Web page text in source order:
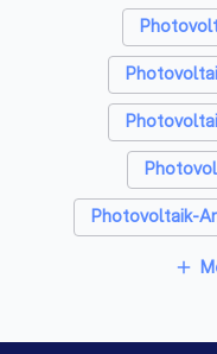
Photovoltaik-
add